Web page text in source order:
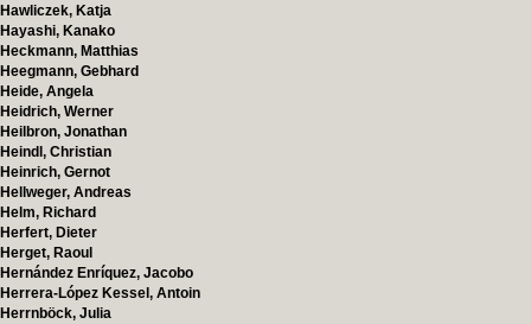
Hawliczek, Katja
Hayashi, Kanako
Heckmann, Matthias
Heegmann, Gebhard
Heide, Angela
Heidrich, Werner
Heilbron, Jonathan
Heindl, Christian
Heinrich, Gernot
Hellweger, Andreas
Helm, Richard
Herfert, Dieter
Herget, Raoul
Hernández Enríquez, Jacobo
Herrera-López Kessel, Antoin
Herrnböck, Julia